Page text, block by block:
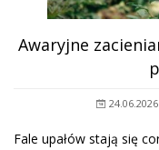
Awaryjne
24.06.2026
Fale upałów stają się